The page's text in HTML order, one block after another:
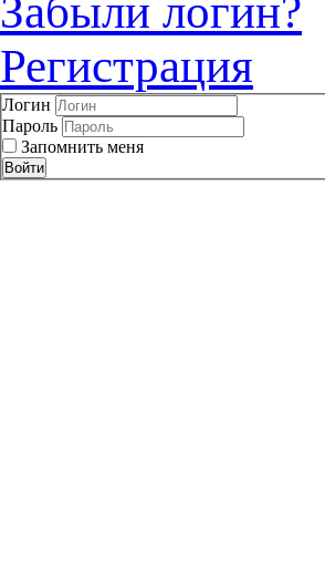
Забыли логин?
Регистрация
Логин
Пароль
Запомнить меня